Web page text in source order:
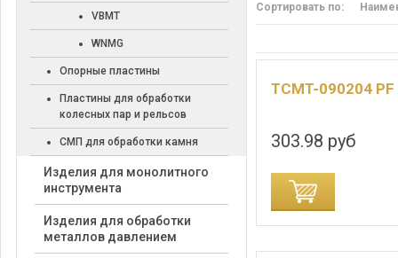
VBMT
WNMG
Опорные пластины
Пластины для обработки
колесных пар и рельсов
СМП для обработки камня
Изделия для монолитного
инструмента
Изделия для обработки
металлов давлением
Сортировать по:
TCMT-090204 PF
303.98 руб
ДОБАВИТЬ В КОРЗИНУ ДОБАВИТЬ